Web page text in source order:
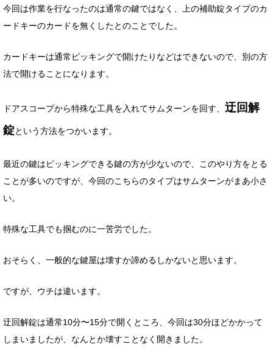
今回は作業を行なったのは通常の鍵ではなく、上の補助錠タイプのカ
ードキーのカードを無くしたとのことでした。
カードキーは通常ピッキングで開けたりなどはできないので、別の方
法で開けることになります。
ドアスコープから特殊な工具を入れてサムターンを回す、 迂回解
錠という方法をつかいます。
最近の鍵はピッキングできる鍵の方が少ないので、このやり方をとる
ことが多いのですが、今回のこちらのタイプはサムターンがまあ小さ
い。
特殊な工具でも掴むのに一苦労でした。
おそらく、一般的な鍵屋は壊すか諦めるしかないと思います。
ですが、ウチは違います。
迂回解錠は通常10分〜15分で開くところ、今回は30分ほどかかって
しまいましたが、なんとか壊すことなく開きました。